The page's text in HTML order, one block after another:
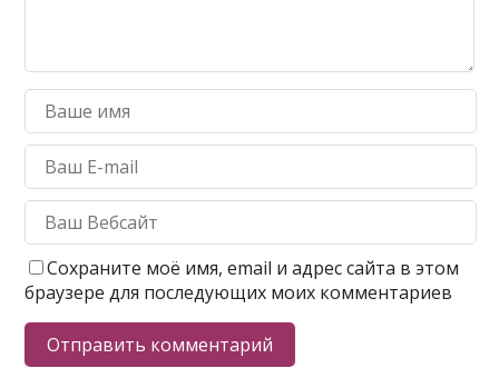
Сохраните моё имя, email и адрес сайта в этом
браузере для последующих моих комментариев